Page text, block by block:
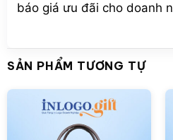
báo giá ưu đãi cho doanh
SẢN PHẨM TƯƠNG TỰ